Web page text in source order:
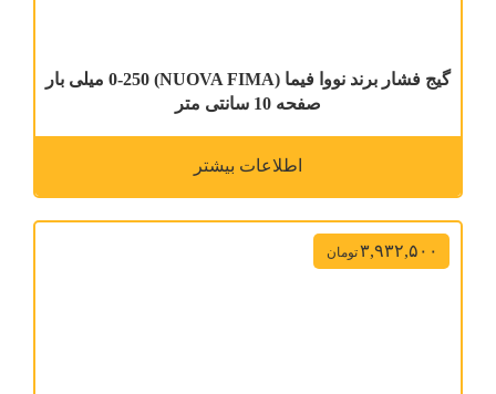
گیج فشار برند نووا فیما (NUOVA FIMA) 0-250 میلی بار
صفحه 10 سانتی متر
اطلاعات بیشتر
۳,۹۳۲,۵۰۰تومان